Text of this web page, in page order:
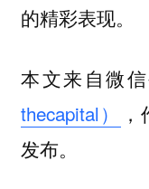
的精彩表现。
本文来自微
thecapital）
发布。